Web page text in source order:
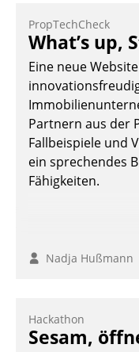
PropTechCheck
What’s up,
Eine neue
Partnern aus der
Fallbeispiele und
ein sprechendes
Fähigkeiten.
Nadja Hußmann
Hackathon
Sesam,